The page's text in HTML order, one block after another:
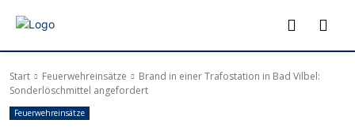
Start Feuerwehreinsätze
Brand in einer Trafostation in Bad Vilbel:
Sonderlöschmittel angefordert
Feuerwehreinsätze